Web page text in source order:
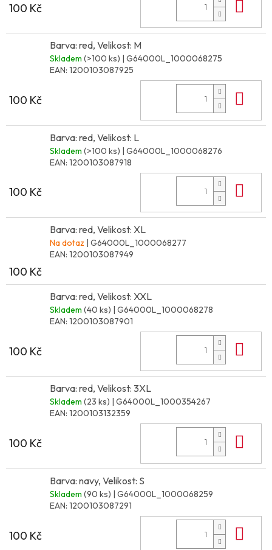
100 Kč
Barva: red, Velikost: M
Skladem (>100 ks) | G64000L_1000068275
EAN: 1200103087925
100 Kč
Barva: red, Velikost: L
Skladem (>100 ks) | G64000L_1000068276
EAN: 1200103087918
100 Kč
Barva: red, Velikost: XL
Na dotaz | G64000L_1000068277
EAN: 1200103087949
100 Kč
Barva: red, Velikost: XXL
Skladem (40 ks) | G64000L_1000068278
EAN: 1200103087901
100 Kč
Barva: red, Velikost: 3XL
Skladem (23 ks) | G64000L_1000354267
EAN: 1200103132359
100 Kč
Barva: navy, Velikost: S
Skladem (90 ks) | G64000L_1000068259
EAN: 1200103087291
100 Kč